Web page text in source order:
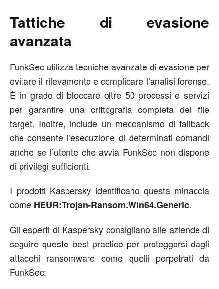
Tattiche di evasione
avanzata
FunkSec utilizza tecniche avanzate di evasione per
evitare il rilevamento e complicare l’analisi forense.
È in grado di bloccare oltre 50 processi e servizi
per garantire una crittografia completa dei file
target. Inoltre, include un meccanismo di fallback
che consente l’esecuzione di determinati comandi
anche se l’utente che avvia FunkSec non dispone
di privilegi sufficienti.
I prodotti Kaspersky identificano questa minaccia
come HEUR:Trojan-Ransom.Win64.Generic.
Gli esperti di Kaspersky consigliano alle aziende di
seguire queste best practice per proteggersi dagli
attacchi ransomware come quelli perpetrati da
FunkSec: